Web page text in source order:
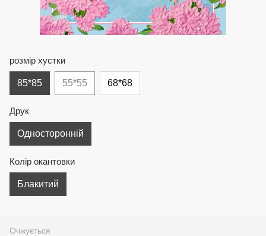
розмір хустки
85*85 55*55 68*68
Друк
Односторонній
Колір окантовки
Блакитий
Очікується